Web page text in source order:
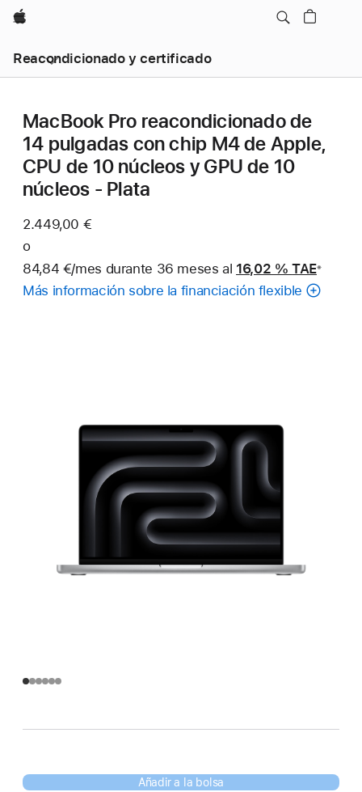
Apple
Reacondicionado y certificado
MacBook Pro reacondicionado de
14 pulgadas con chip M4 de Apple,
CPU de 10 núcleos y GPU de 10
núcleos - Plata
2.449,00 €
o
84,84 €/mes durante 36 meses al 16,02 %TAE
a
※
Más información sobre la financiación flexible
Añadir a la bolsa